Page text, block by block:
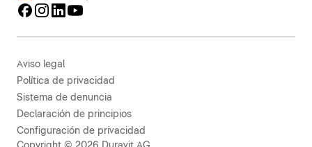
Aviso legal
Política de privacidad
Sistema de denuncia
Declaración de principios
Configuración de privacidad